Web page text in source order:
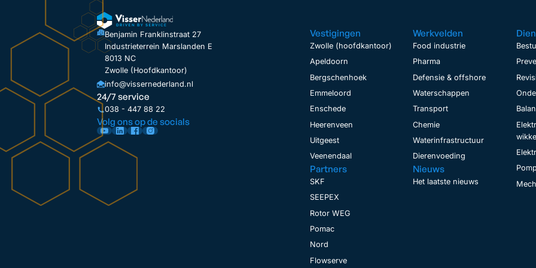
Benjamin Franklinstraat 27
Industrieterrein Marslanden E
8013 NC
Zwolle (Hoofdkantoor)
info@vissernederland.nl
24/7 service
038 - 447 88 22
Volg ons op de socials
Vestigingen
Zwolle (hoofdkantoor)
Apeldoorn
Bergschenhoek
Emmeloord
Enschede
Heerenveen
Uitgeest
Veenendaal
Partners
SKF
SEEPEX
Rotor WEG
Pomac
Nord
Flowserve
Werkvelden
Food industrie
Pharma
Defensie & offshore
Waterschappen
Transport
Chemie
Waterinfrastructuur
Dierenvoeding
Nieuws
Het laatste nieuws